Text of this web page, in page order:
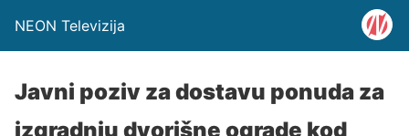
NEON Televizija
Javni poziv za dostavu ponuda za
izgradnju dvorišne ograde kod